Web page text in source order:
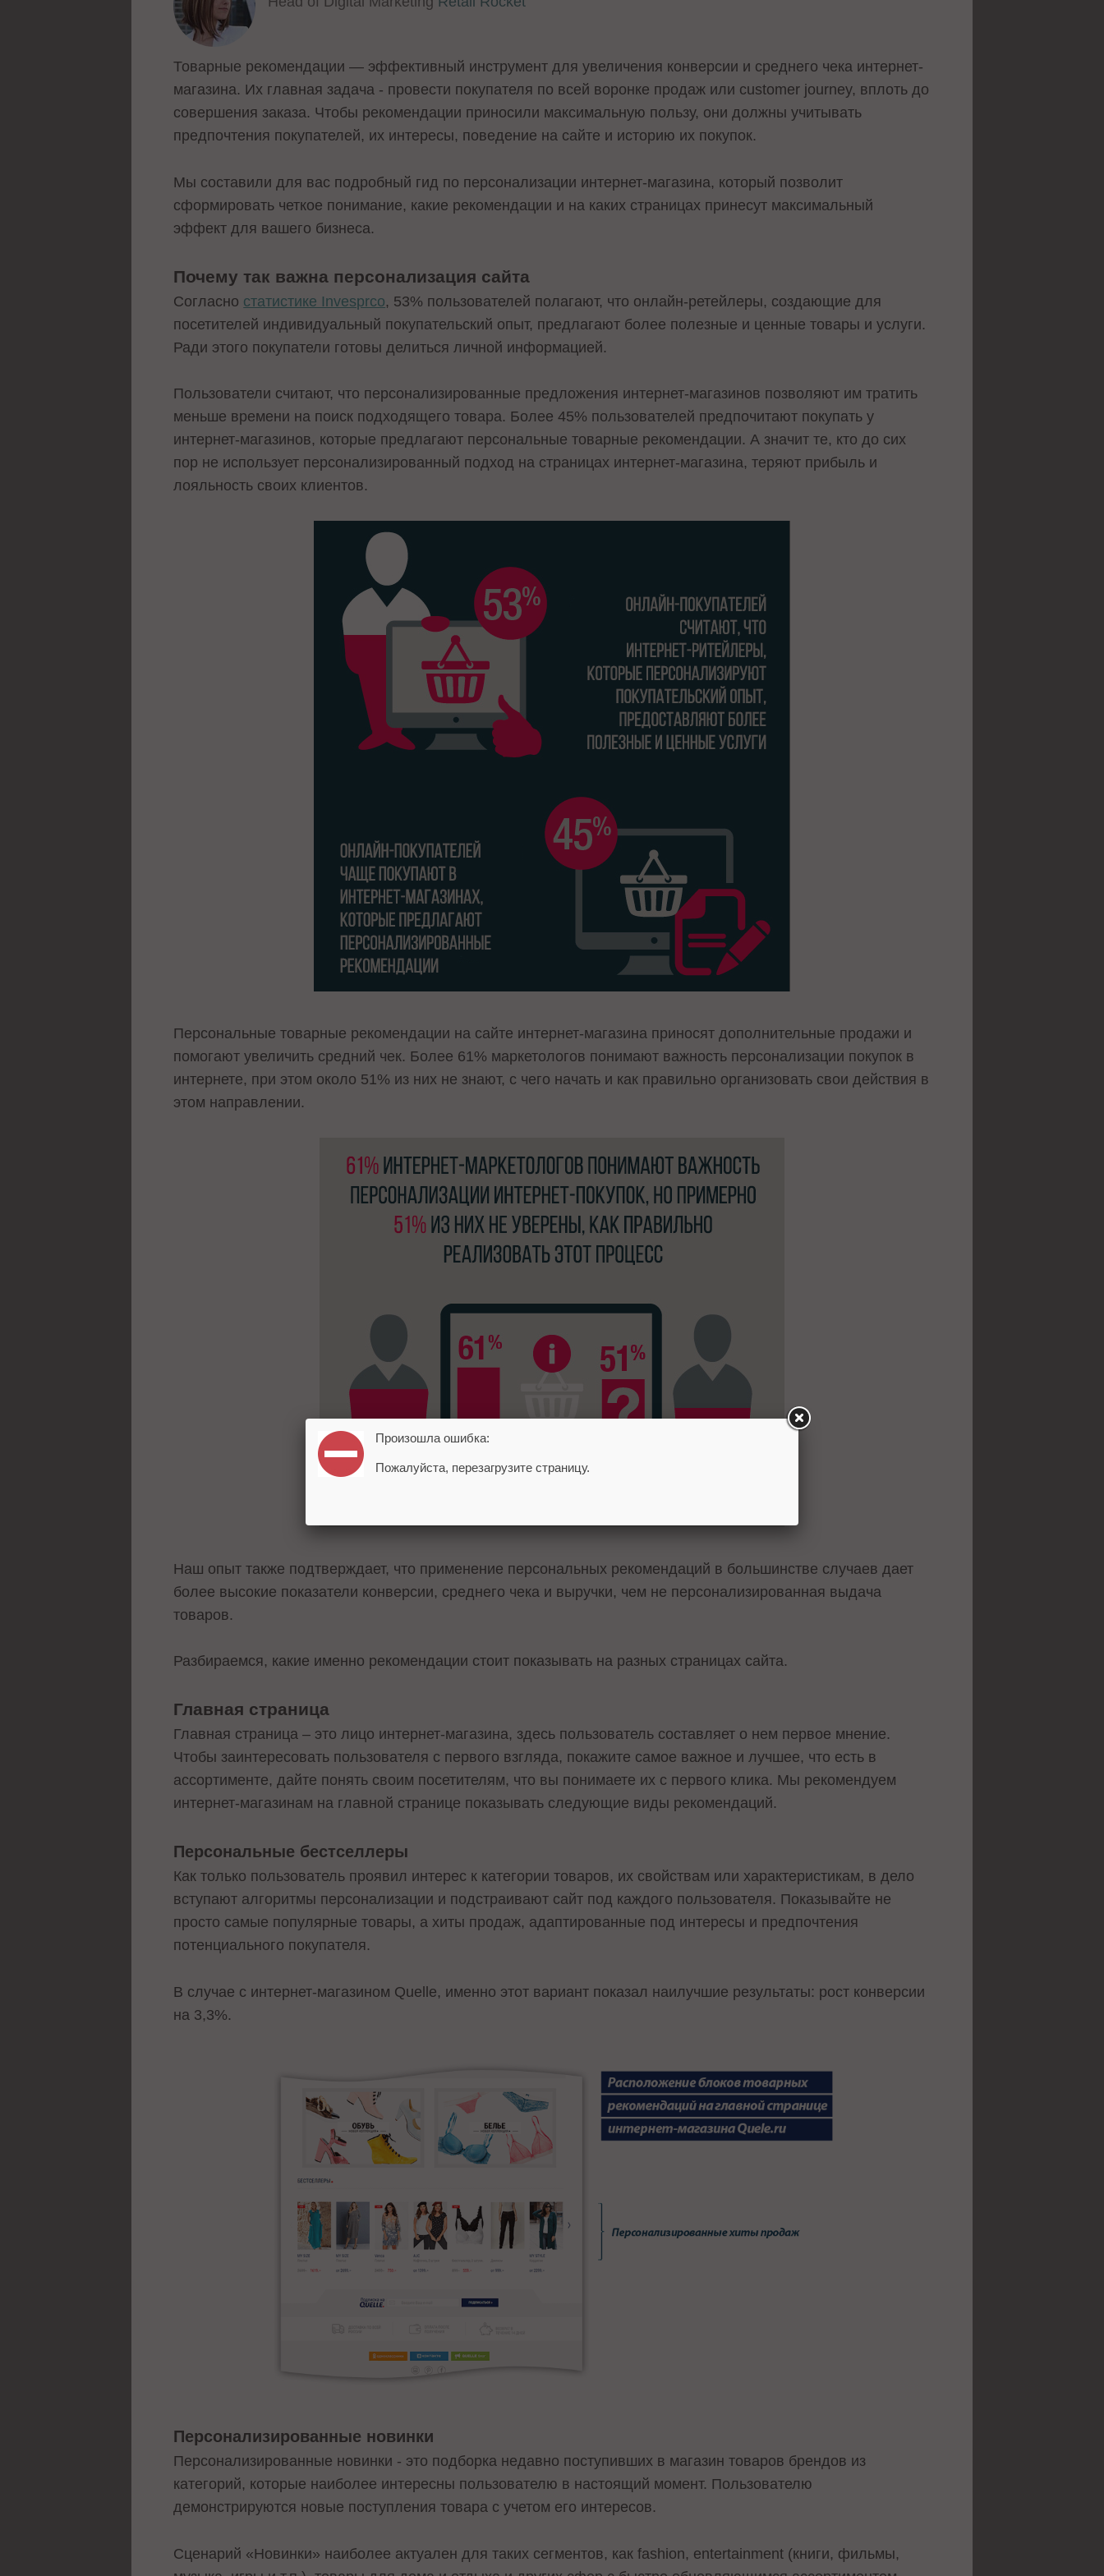
Товарные рекомендации — эффективный инструмент для увеличения конверсии и среднего чека интернет-
магазина. Их главная задача - провести покупателя по всей воронке продаж или customer journey, вплоть до
совершения заказа. Чтобы рекомендации приносили максимальную пользу, они должны учитывать
предпочтения покупателей, их интересы, поведение на сайте и историю их покупок.
Мы составили для вас подробный гид по персонализации интернет-магазина, который позволит
сформировать четкое понимание, какие рекомендации и на каких страницах принесут максимальный
эффект для вашего бизнеса.
Почему так важна персонализация сайта
Согласно статистике Invesprco, 53% пользователей полагают, что онлайн-ретейлеры, создающие для
посетителей индивидуальный покупательский опыт, предлагают более полезные и ценные товары и услуги.
Ради этого покупатели готовы делиться личной информацией.
Пользователи считают, что персонализированные предложения интернет-магазинов позволяют им тратить
меньше времени на поиск подходящего товара. Более 45% пользователей предпочитают покупать у
интернет-магазинов, которые предлагают персональные товарные рекомендации. А значит те, кто до сих
пор не использует персонализированный подход на страницах интернет-магазина, теряют прибыль и
лояльность своих клиентов.
Персональные товарные рекомендации на сайте интернет-магазина приносят дополнительные продажи и
помогают увеличить средний чек. Более 61% маркетологов понимают важность персонализации покупок в
интернете, при этом около 51% из них не знают, с чего начать и как правильно организовать свои действия в
этом направлении.
Наш опыт также подтверждает, что применение персональных рекомендаций в большинстве случаев дает
более высокие показатели конверсии, среднего чека и выручки, чем не персонализированная выдача
товаров.
Разбираемся, какие именно рекомендации стоит показывать на разных страницах сайта.
Главная страница
Главная страница – это лицо интернет-магазина, здесь пользователь составляет о нем первое мнение.
Чтобы заинтересовать пользователя с первого взгляда, покажите самое важное и лучшее, что есть в
ассортименте, дайте понять своим посетителям, что вы понимаете их с первого клика. Мы рекомендуем
интернет-магазинам на главной странице показывать следующие виды рекомендаций.
Персональные бестселлеры
Как только пользователь проявил интерес к категории товаров, их свойствам или характеристикам, в дело
вступают алгоритмы персонализации и подстраивают сайт под каждого пользователя. Показывайте не
просто самые популярные товары, а хиты продаж, адаптированные под интересы и предпочтения
потенциального покупателя.
В случае с интернет-магазином Quelle, именно этот вариант показал наилучшие результаты: рост конверсии
на 3,3%.
Персонализированные новинки
Персонализированные новинки - это подборка недавно поступивших в магазин товаров брендов из
категорий, которые наиболее интересны пользователю в настоящий момент. Пользователю
демонстрируются новые поступления товара с учетом его интересов.
Сценарий «Новинки» наиболее актуален для таких сегментов, как fashion, entertainment (книги, фильмы,
Произошла ошибка:
Пожалуйста, перезагрузите страницу.